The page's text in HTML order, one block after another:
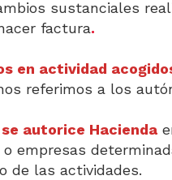
sustanciales
factura.
en actividad
referimos a los
autorice Hacienda
empresas
de las actividades.